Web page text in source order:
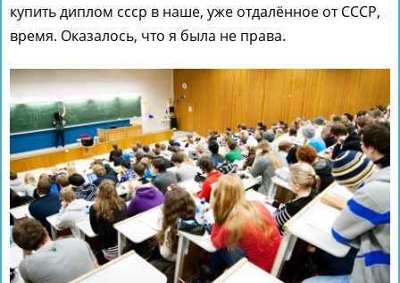
купить диплом ссср в наше, уже отдалённое от СССР,
время. Оказалось, что я была не права.